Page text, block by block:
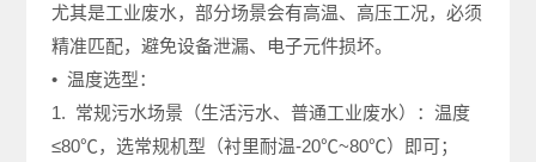
尤其是工业废水，部分场景会有高温、高压工况，必须
精准匹配，避免设备泄漏、电子元件损坏。
• 温度选型：
1. 常规污水场景（生活污水、普通工业废水）：温度
≤80℃，选常规机型（衬里耐温-20℃~80℃）即可；